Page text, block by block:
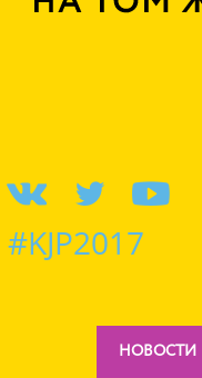
#KJP2017
НОВОСТИ